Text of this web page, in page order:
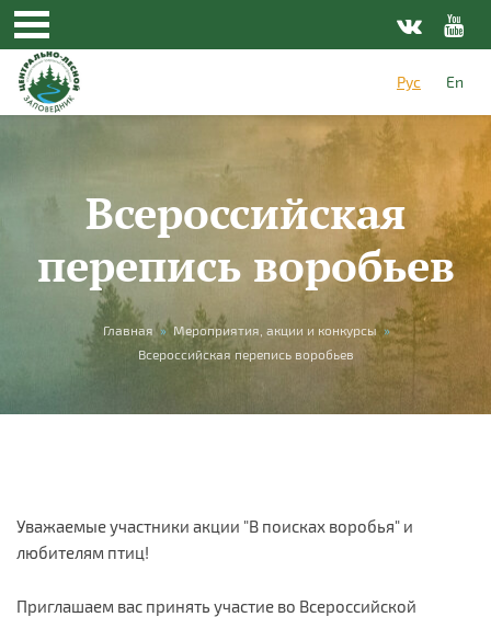
Перейти к основному содержанию
Рус
En
Всероссийская
перепись воробьев
Вы здесь
Главная » Мероприятия, акции и конкурсы »
Всероссийская перепись воробьев
Уважаемые участники акции "В поисках воробья" и
любителям птиц!
Приглашаем вас принять участие во Всероссийской